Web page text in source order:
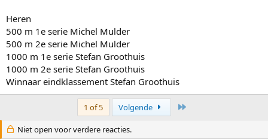
Heren
500 m 1e serie Michel Mulder
500 m 2e serie Michel Mulder
1000 m 1e serie Stefan Groothuis
1000 m 2e serie Stefan Groothuis
Winnaar eindklassement Stefan Groothuis
1 of 5 Volgende
Niet open voor verdere reacties.